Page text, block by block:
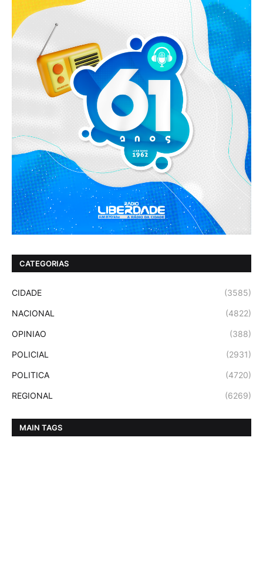
CATEGORIAS
CIDADE (3585)
NACIONAL (4822)
OPINIAO (388)
POLICIAL (2931)
POLITICA (4720)
REGIONAL (6269)
MAIN TAGS